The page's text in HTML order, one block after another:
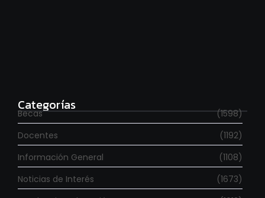
Categorías
Becas
(1598)
Docentes
(1192)
Información General
(1108)
Noticias de Interés
(1673)